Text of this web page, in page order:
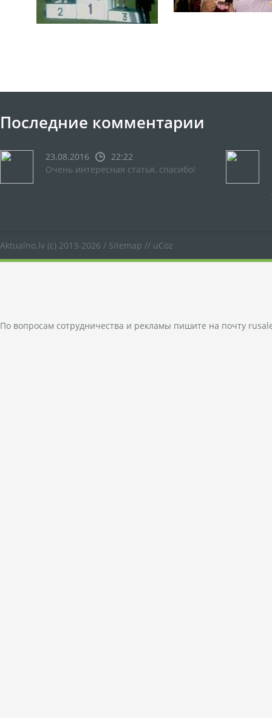
Последние комментарии
23.08.2016
22:22
Очень интересная статья, спасибо!
Aktualno.lv (c) 2013-2026 / Sitemap // uCoz
По вопросам сотрудничества и рекламы пишите на почту